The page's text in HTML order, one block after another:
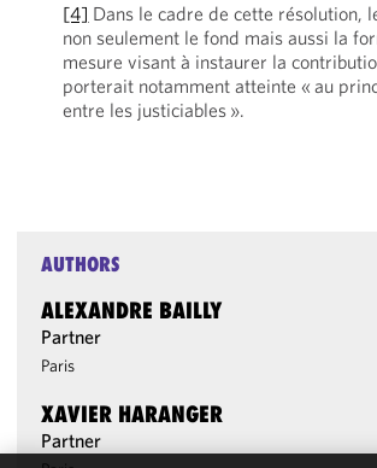
[4] Dans le cadre de cette résolution,
non seulement le fond mais aussi la
mesure visant à instaurer la
porterait notamment atteinte « au
entre les justiciables ».
AUTHORS
ALEXANDRE BAILLY
Partner
Paris
XAVIER HARANGER
Partner